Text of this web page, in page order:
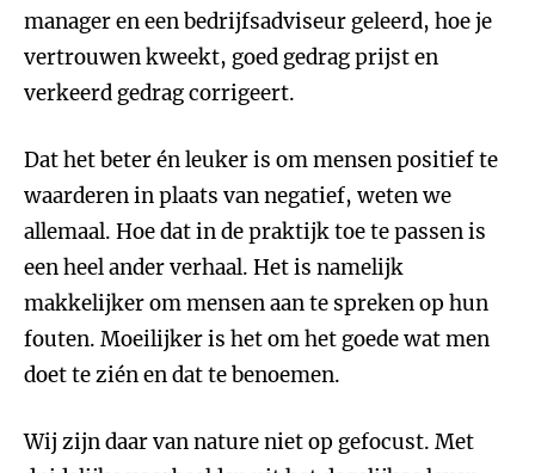
manager en een bedrijfsadviseur geleerd, hoe je
vertrouwen kweekt, goed gedrag prijst en
verkeerd gedrag corrigeert.
Dat het beter én leuker is om mensen positief te
waarderen in plaats van negatief, weten we
allemaal. Hoe dat in de praktijk toe te passen is
een heel ander verhaal. Het is namelijk
makkelijker om mensen aan te spreken op hun
fouten. Moeilijker is het om het goede wat men
doet te zién en dat te benoemen.
Wij zijn daar van nature niet op gefocust. Met